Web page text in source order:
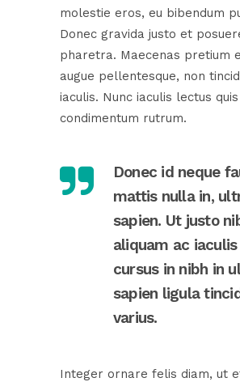
molestie eros, eu bibendum
Donec gravida justo et
pharetra. Maecenas pretium
augue pellentesque, non
iaculis. Nunc iaculis lectus
condimentum rutrum.
Donec id neque
mattis nulla in,
sapien. Ut justo
aliquam ac iaculis
cursus in nibh in
sapien ligula
varius.
Integer ornare felis diam, ut